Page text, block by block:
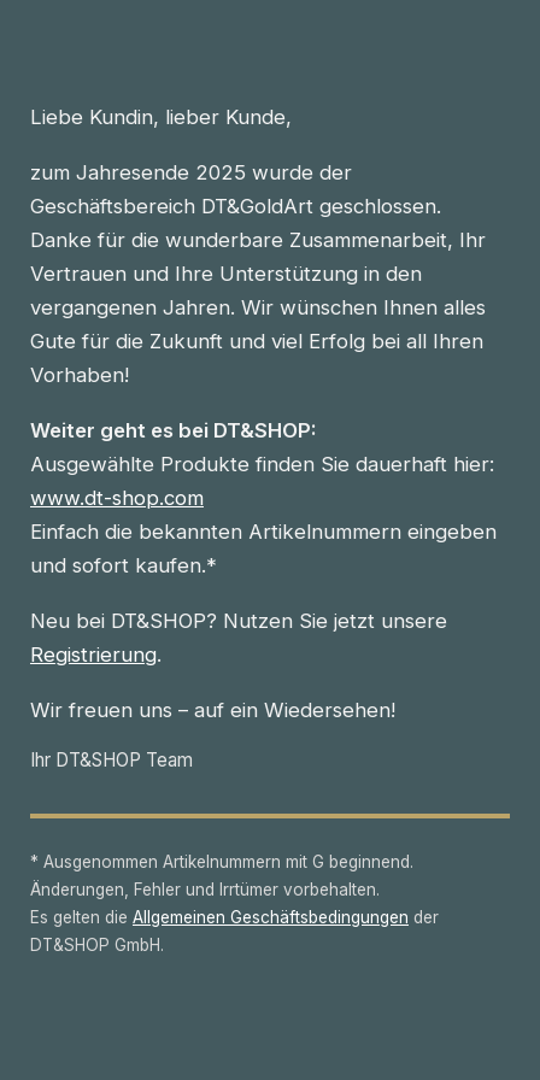
Liebe Kundin, lieber Kunde,
zum Jahresende 2025 wurde der
Geschäftsbereich DT&GoldArt geschlossen.
Danke für die wunderbare Zusammenarbeit, Ihr
Vertrauen und Ihre Unterstützung in den
vergangenen Jahren. Wir wünschen Ihnen alles
Gute für die Zukunft und viel Erfolg bei all Ihren
Vorhaben!
Weiter geht es bei DT&SHOP:
Ausgewählte Produkte finden Sie dauerhaft hier:
www.dt-shop.com
Einfach die bekannten Artikelnummern eingeben
und sofort kaufen.*
Neu bei DT&SHOP? Nutzen Sie jetzt unsere
Registrierung.
Wir freuen uns – auf ein Wiedersehen!
Ihr DT&SHOP Team
* Ausgenommen Artikelnummern mit G beginnend.
Änderungen, Fehler und Irrtümer vorbehalten.
Es gelten die Allgemeinen Geschäftsbedingungen der
DT&SHOP GmbH.